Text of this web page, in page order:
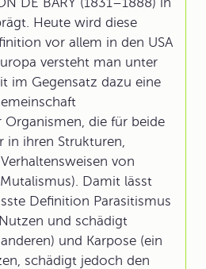
Heute wird diese
vor allem in den USA
versteht man unter
im Gegensatz dazu eine
Organismen, die für beide
in ihren Strukturen,
von
Damit lässt
Definition Parasitismus
und schädigt
und Karpose (ein
schädigt jedoch den